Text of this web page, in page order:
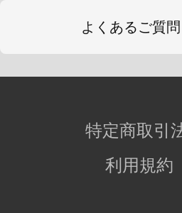
よくあるご質問
特定商取引
利用規約